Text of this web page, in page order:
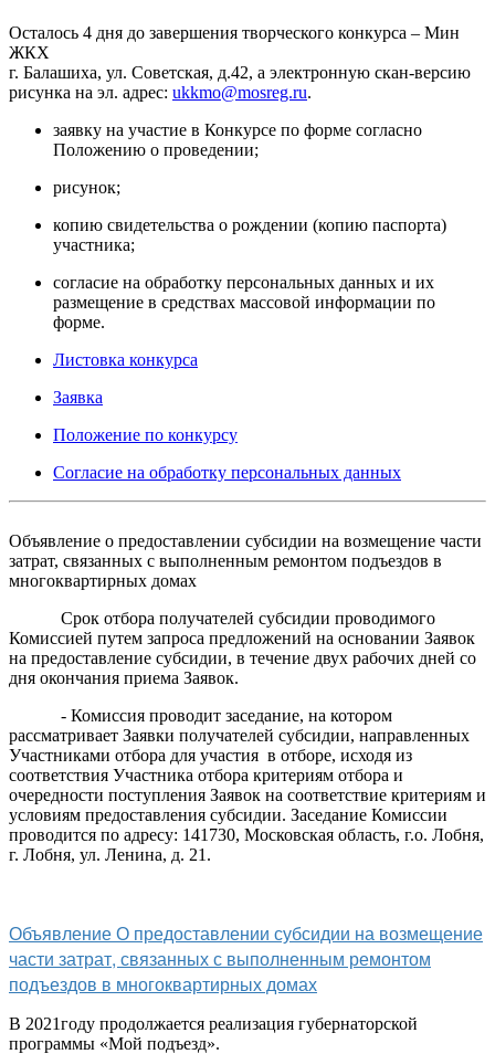
Осталось 4 дня до завершения творческого конкурса – Мин
ЖКХ
г. Балашиха, ул. Советская, д.42, а электронную скан-версию
рисунка на эл. адрес: ukkmo@mosreg.ru.
заявку на участие в Конкурсе по форме согласно
Положению о проведении;
рисунок;
копию свидетельства о рождении (копию паспорта)
участника;
согласие на обработку персональных данных и их
размещение в средствах массовой информации по
форме.
Листовка конкурса
Заявка
Положение по конкурсу
Согласие на обработку персональных данных
Объявление о предоставлении субсидии на возмещение части
затрат, связанных с выполненным ремонтом подъездов в
многоквартирных домах
Срок отбора получателей субсидии проводимого
Комиссией путем запроса предложений на основании Заявок
на предоставление субсидии, в течение двух рабочих дней со
дня окончания приема Заявок.
- Комиссия проводит заседание, на котором
рассматривает Заявки получателей субсидии, направленных
Участниками отбора для участия в отборе, исходя из
соответствия Участника отбора критериям отбора и
очередности поступления Заявок на соответствие критериям и
условиям предоставления субсидии. Заседание Комиссии
проводится по адресу: 141730, Московская область, г.о. Лобня,
г. Лобня, ул. Ленина, д. 21.
Объявление О предоставлении субсидии на возмещение
части затрат, связанных с выполненным ремонтом
подъездов в многоквартирных домах
В 2021году продолжается реализация губернаторской
программы «Мой подъезд».